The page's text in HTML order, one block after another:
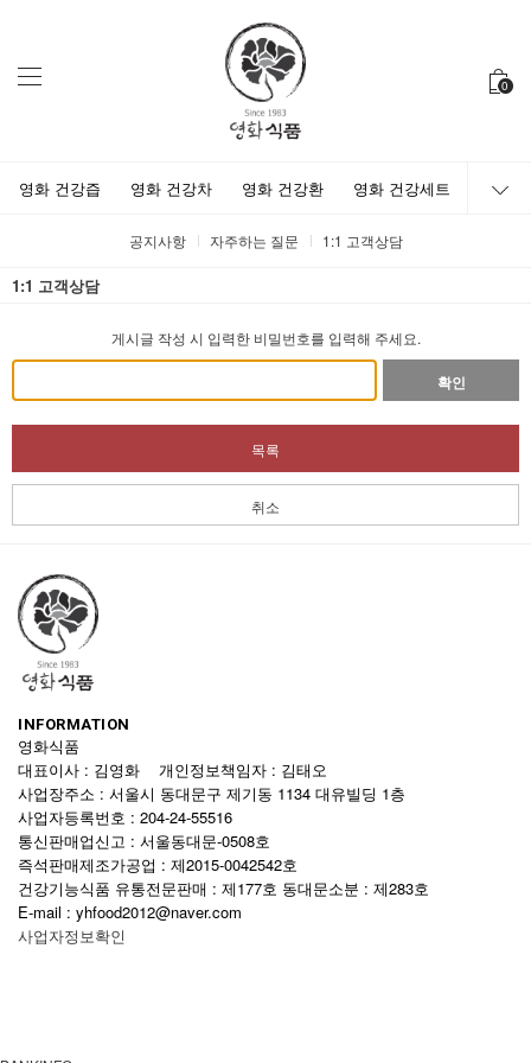
0
영화 건강즙 영화 건강차 영화 건강환 영화 건강세트
공지사항 자주하는 질문 1:1 고객상담
1:1 고객상담
게시글 작성 시 입력한 비밀번호를 입력해 주세요.
확인
목록
취소
INFORMATION
영화식품
대표이사 : 김영화 개인정보책임자 : 김태오
사업장주소 : 서울시 동대문구 제기동 1134 대유빌딩 1층
사업자등록번호 : 204-24-55516
통신판매업신고 : 서울동대문-0508호
즉석판매제조가공업 : 제2015-0042542호
건강기능식품 유통전문판매 : 제177호 동대문소분 : 제283호
E-mail : yhfood2012@naver.com
사업자정보확인